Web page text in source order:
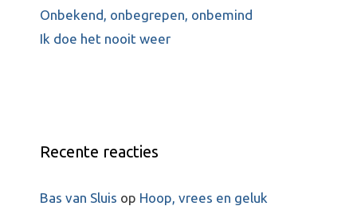
Onbekend, onbegrepen, onbemind
Ik doe het nooit weer
Recente reacties
Bas van Sluis op Hoop, vrees en geluk